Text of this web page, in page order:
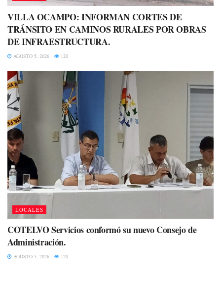
VILLA OCAMPO: INFORMAN CORTES DE
TRÁNSITO EN CAMINOS RURALES POR OBRAS
DE INFRAESTRUCTURA.
AGOSTO 5, 2026 120
LOCALES
COTELVO Servicios conformó su nuevo Consejo de
Administración.
AGOSTO 5, 2026 120